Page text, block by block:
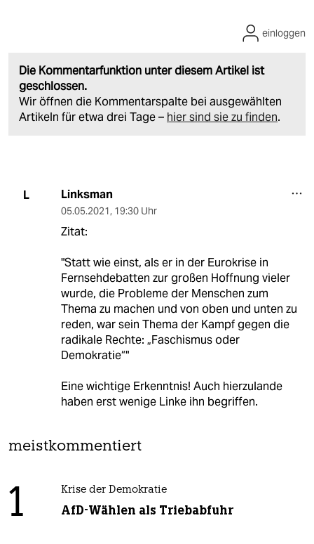
Die Kommentarfunktion unter diesem Artikel ist
geschlossen.
Wir öffnen die Kommentarspalte bei ausgewählten
Artikeln für etwa drei Tage – hier sind sie zu finden.
einloggen
L Linksman
05.05.2021, 19:30 Uhr
Zitat:
"Statt wie einst, als er in der Eurokrise in
Fernsehdebatten zur großen Hoffnung vieler
wurde, die Probleme der Menschen zum
Thema zu machen und von oben und unten zu
reden, war sein Thema der Kampf gegen die
radikale Rechte: „Faschismus oder
Demokratie“"
Eine wichtige Erkenntnis! Auch hierzulande
haben erst wenige Linke ihn begriffen.
meistkommentiert
1 Krise der Demokratie
AfD-Wählen als Triebabfuhr